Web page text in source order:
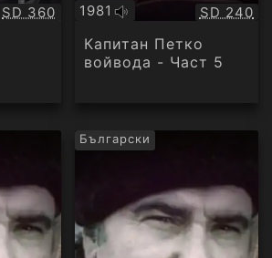
Качество:
SD 360 1981
Оригинално
аудио
SD 240
Капитан Петко
войвода - Част 5
Български